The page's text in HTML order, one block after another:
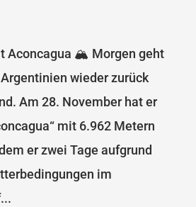
Aconcagua 🏔️ Morgen geht
wieder zurück
Am 28. November hat er
mit 6.962 Metern
er zwei Tage aufgrund
im